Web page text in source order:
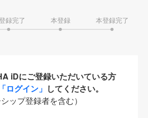
録完了 本登録 本登録完了
iDにご登録いただいている方
「ログイン」 してください。
ップ登録者を含む）